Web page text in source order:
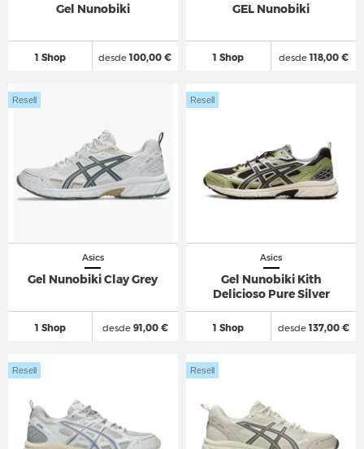
Gel Nunobiki
1 Shop desde100,00 €
GEL Nunobiki
1 Shop desde118,00 €
Asics
Gel Nunobiki Clay Grey
1 Shop
Resell
desde91,00 €
Asics
Gel Nunobiki Kith
Delicioso Pure Silver
1 Shop
Resell
desde137,00 €
Resell Resell